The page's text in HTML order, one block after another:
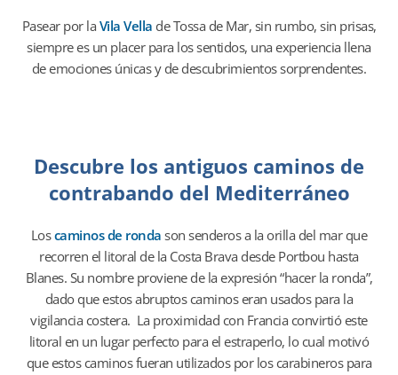
Pasear por la Vila Vella de Tossa de Mar, sin rumbo, sin prisas,
siempre es un placer para los sentidos, una experiencia llena
de emociones únicas y de descubrimientos sorprendentes.
Descubre los antiguos caminos de
contrabando del Mediterráneo
Loscaminos de ronda son senderos a la orilla del mar que
recorren el litoral de la Costa Brava desde Portbou hasta
Blanes. Su nombre proviene de la expresión “hacer la ronda”,
dado que estos abruptos caminos eran usados para la
vigilancia costera. La proximidad con Francia convirtió este
litoral en un lugar perfecto para el estraperlo, lo cual motivó
que estos caminos fueran utilizados por los carabineros para